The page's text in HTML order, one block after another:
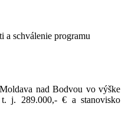
a schválenie programu
nad Bodvou vo výške
t. j. 289.000,- € a stanovisko